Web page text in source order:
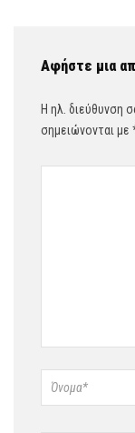
Αφήστε μια
Η ηλ. διεύθυνση
σημειώνονται με